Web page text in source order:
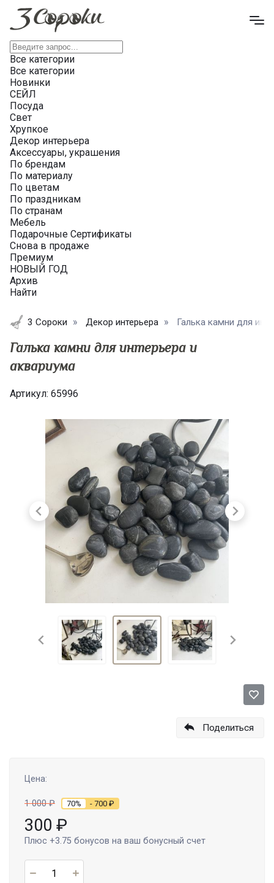
Все категории
Все категории
Новинки
СЕЙЛ
Посуда
Свет
Хрупкое
Декор интерьера
Аксессуары, украшения
По брендам
По материалу
По цветам
По праздникам
По странам
Мебель
Подарочные Сертификаты
Снова в продаже
Премиум
НОВЫЙ ГОД
Архив
Найти
3 Сороки Декор интерьера Галька камни для
Галька камни для интерьера и
аквариума
Артикул: 65996
Поделиться
Цена:
1 000₽ 70% - 700 ₽
300 ₽
Плюс +3.75 бонусов на ваш бонусный счет